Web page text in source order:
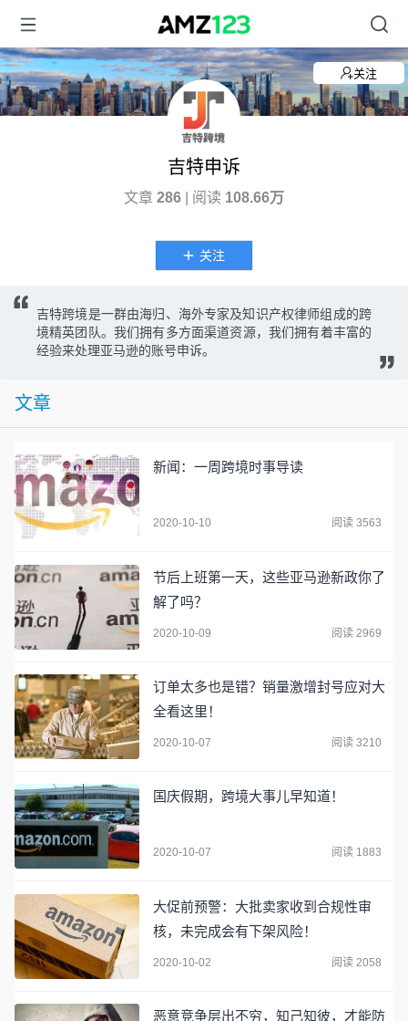
关注
吉特申诉
文章 286 | 阅读 108.66万
关注
吉特跨境是一群由海归、海外专家及知识产权律师组成的跨
境精英团队。我们拥有多方面渠道资源，我们拥有着丰富的
经验来处理亚马逊的账号申诉。
文章
新闻：一周跨境时事导读
2020-10-10 阅读 3563
节后上班第一天，这些亚马逊新政你了
解了吗？
2020-10-09 阅读 2969
订单太多也是错？销量激增封号应对大
全看这里！
2020-10-07 阅读 3210
国庆假期，跨境大事儿早知道！
2020-10-07 阅读 1883
大促前预警：大批卖家收到合规性审
核，未完成会有下架风险！
2020-10-02 阅读 2058
恶意竞争层出不穷，知己知彼，才能防